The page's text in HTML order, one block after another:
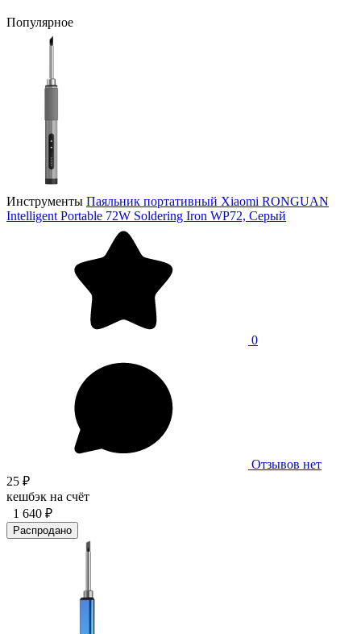
Популярное
Инструменты Паяльник портативный Xiaomi RONGUAN
Intelligent Portable 72W Soldering Iron WP72, Серый
0
Отзывов нет
25 ₽
кешбэк на счёт
1 640 ₽
Распродано